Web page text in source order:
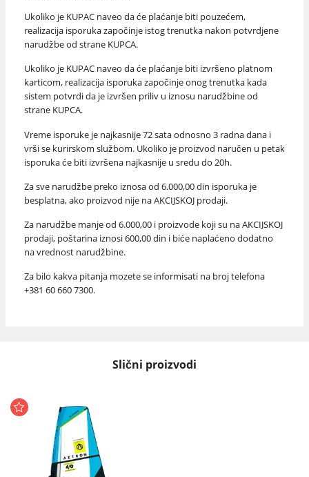
Ukoliko je KUPAC naveo da će plaćanje biti pouzećem,
realizacija isporuka započinje istog trenutka nakon potvrdjene
narudžbe od strane KUPCA.
Ukoliko je KUPAC naveo da će plaćanje biti izvršeno platnom
karticom, realizacija isporuka započinje onog trenutka kada
sistem potvrdi da je izvršen priliv u iznosu narudžbine od
strane KUPCA.
Vreme isporuke je najkasnije 72 sata odnosno 3 radna dana i
vrši se kurirskom službom. Ukoliko je proizvod naručen u petak
isporuka će biti izvršena najkasnije u sredu do 20h.
Za sve narudžbe preko iznosa od 6.000,00 din isporuka je
besplatna, ako proizvod nije na AKCIJSKOJ prodaji.
Za narudžbe manje od 6.000,00 i proizvode koji su na AKCIJSKOJ
prodaji, poštarina iznosi 600,00 din i biće naplaćeno dodatno
na vrednost narudžbine.
Za bilo kakva pitanja mozete se informisati na broj telefona
+381 60 660 7300.
Slični proizvodi